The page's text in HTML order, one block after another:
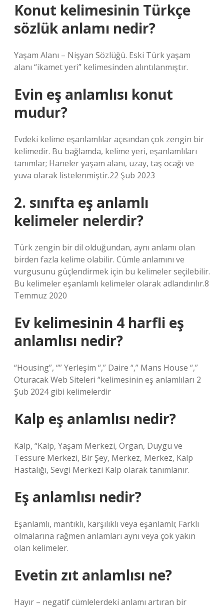
Konut kelimesinin Türkçe
sözlük anlamı nedir?
Yaşam Alanı – Nişyan Sözlüğü. Eski Türk yaşam
alanı “ikamet yeri” kelimesinden alıntılanmıştır.
Evin eş anlamlısı konut
mudur?
Evdeki kelime eşanlamlılar açısından çok zengin bir
kelimedir. Bu bağlamda, kelime yeri, eşanlamlıları
tanımlar; Haneler yaşam alanı, uzay, taş ocağı ve
yuva olarak listelenmiştir.22 Şub 2023
2. sınıfta eş anlamlı
kelimeler nelerdir?
Türk zengin bir dil olduğundan, aynı anlamı olan
birden fazla kelime olabilir. Cümle anlamını ve
vurgusunu güçlendirmek için bu kelimeler seçilebilir.
Bu kelimeler eşanlamlı kelimeler olarak adlandırılır.8
Temmuz 2020
Ev kelimesinin 4 harfli eş
anlamlısı nedir?
“Housing”, “” Yerleşim “,” Daire “,” Mans House “,”
Oturacak Web Siteleri “kelimesinin eş anlamlıları 2
Şub 2024 gibi kelimelerdir
Kalp eş anlamlısı nedir?
Kalp, “Kalp, Yaşam Merkezi, Organ, Duygu ve
Tessure Merkezi, Bir Şey, Merkez, Merkez, Kalp
Hastalığı, Sevgi Merkezi Kalp olarak tanımlanır.
Eş anlamlısı nedir?
Eşanlamlı, mantıklı, karşılıklı veya eşanlamlı; Farklı
olmalarına rağmen anlamları aynı veya çok yakın
olan kelimeler.
Evetin zıt anlamlısı ne?
Hayır – negatif cümlelerdeki anlamı artıran bir